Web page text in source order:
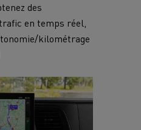
des
en temps réel,
kilométrage